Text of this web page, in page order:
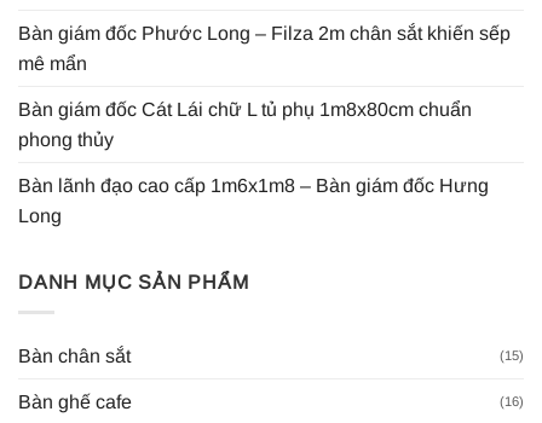
Bàn giám đốc Phước Long – Filza 2m chân sắt khiến sếp
mê mẩn
Bàn giám đốc Cát Lái chữ L tủ phụ 1m8x80cm chuẩn
phong thủy
Bàn lãnh đạo cao cấp 1m6x1m8 – Bàn giám đốc Hưng
Long
DANH MỤC SẢN PHẨM
Bàn chân sắt (15)
Bàn ghế cafe (16)